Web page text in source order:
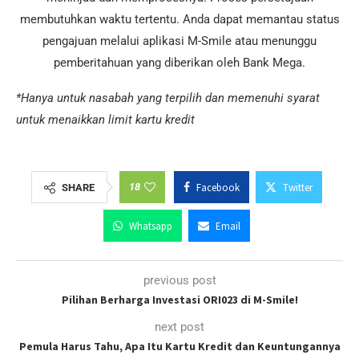
membutuhkan waktu tertentu. Anda dapat memantau status
pengajuan melalui aplikasi M-Smile atau menunggu
pemberitahuan yang diberikan oleh Bank Mega.
*Hanya untuk nasabah yang terpilih dan memenuhi syarat
untuk menaikkan limit kartu kredit
SHARE 18 Facebook Twitter
Whatsapp Email
previous post
Pilihan Berharga Investasi ORI023 di M-Smile!
next post
Pemula Harus Tahu, Apa Itu Kartu Kredit dan Keuntungannya